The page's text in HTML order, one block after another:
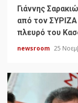
Γιάννης
από τον
πλευρό του
newsroom 25